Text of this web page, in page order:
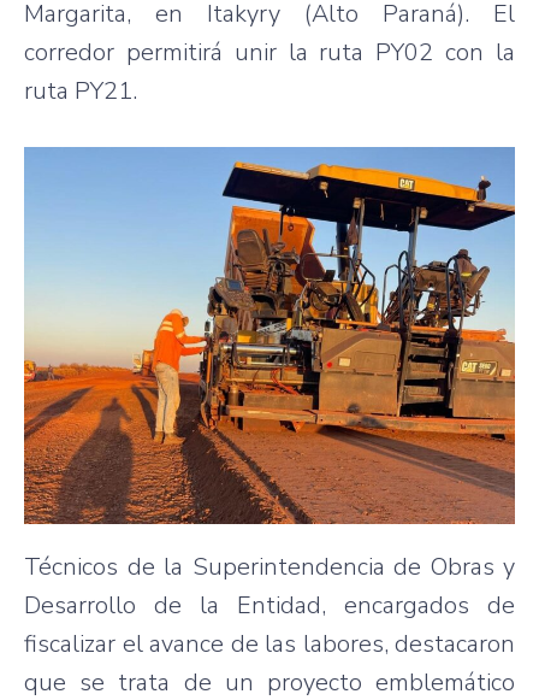
Margarita, en Itakyry (Alto Paraná). El
corredor permitirá unir la ruta PY02 con la
ruta PY21.
Técnicos de la Superintendencia de Obras y
Desarrollo de la Entidad, encargados de
fiscalizar el avance de las labores, destacaron
que se trata de un proyecto emblemático